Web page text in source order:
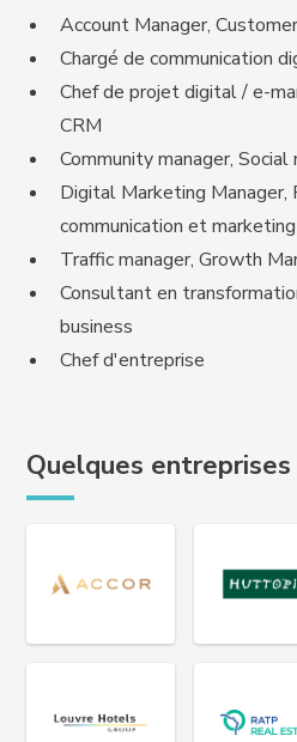
Account Manager,
Chargé de communication
Chef de projet digital / e-
CRM
Community manager, Social
Digital Marketing Manager,
communication et marketing
Traffic manager, Growth
Consultant en
business
Chef d'entreprise
Quelques